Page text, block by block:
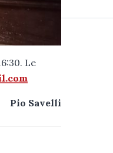
Le
Pio Savelli